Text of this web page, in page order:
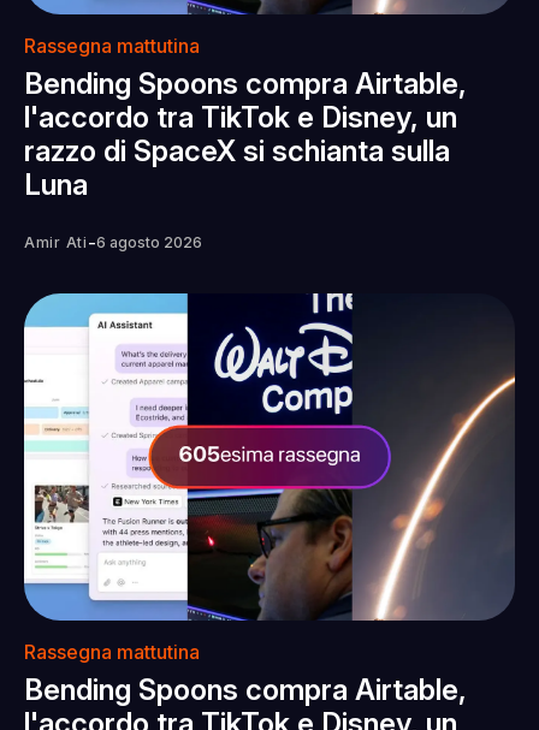
Rassegna mattutina
Bending Spoons compra Airtable,
l'accordo tra TikTok e Disney, un
razzo di SpaceX si schianta sulla
Luna
Amir Ati -6 agosto 2026
Rassegna mattutina
Bending Spoons compra Airtable,